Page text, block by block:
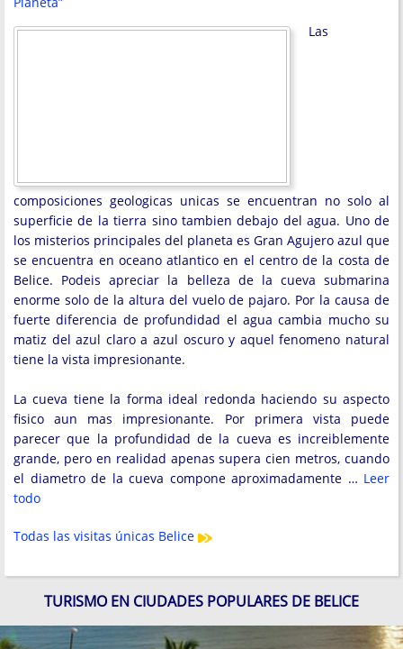
Las
composiciones geologicas unicas se encuentran no solo al
superficie de la tierra sino tambien debajo del agua. Uno de
los misterios principales del planeta es Gran Agujero azul que
se encuentra en oceano atlantico en el centro de la costa de
Belice. Podeis apreciar la belleza de la cueva submarina
enorme solo de la altura del vuelo de pajaro. Por la causa de
fuerte diferencia de profundidad el agua cambia mucho su
matiz del azul claro a azul oscuro y aquel fenomeno natural
tiene la vista impresionante.
La cueva tiene la forma ideal redonda haciendo su aspecto
fisico aun mas impresionante. Por primera vista puede
parecer que la profundidad de la cueva es increiblemente
grande, pero en realidad apenas supera cien metros, cuando
el diametro de la cueva compone aproximadamente … Leer
todo
Todas las visitas únicas Belice
TURISMO EN CIUDADES POPULARES DE BELICE